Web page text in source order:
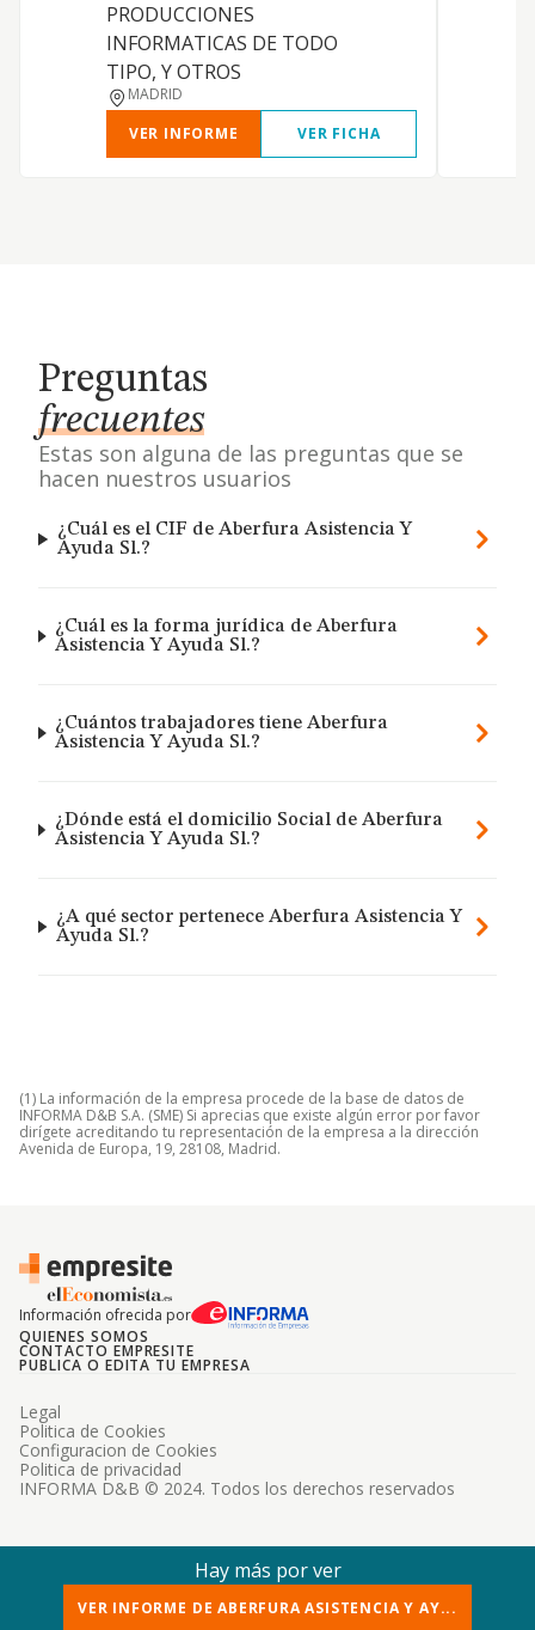
PRODUCCIONES
INFORMATICAS DE TODO
TIPO, Y OTROS
MADRID
VER INFORME
VER FICHA
Preguntas
frecuentes
Estas son alguna de las preguntas que se
hacen nuestros usuarios
¿Cuál es el CIF de Aberfura Asistencia Y
Ayuda Sl.?
¿Cuál es la forma jurídica de Aberfura
Asistencia Y Ayuda Sl.?
¿Cuántos trabajadores tiene Aberfura
Asistencia Y Ayuda Sl.?
¿Dónde está el domicilio Social de Aberfura
Asistencia Y Ayuda Sl.?
¿A qué sector pertenece Aberfura Asistencia Y
Ayuda Sl.?
(1) La información de la empresa procede de la base de datos de
INFORMA D&B S.A. (SME) Si aprecias que existe algún error por favor
dirígete acreditando tu representación de la empresa a la dirección
Avenida de Europa, 19, 28108, Madrid.
Información ofrecida por
QUIENES SOMOS
CONTACTO EMPRESITE
PUBLICA O EDITA TU EMPRESA
INFORMA D&B © 2024. Todos los derechos reservados
Legal
Politica de Cookies
Configuracion de Cookies
Politica de privacidad
Hay más por ver
VER INFORME DE ABERFURA ASISTENCIA Y AY...